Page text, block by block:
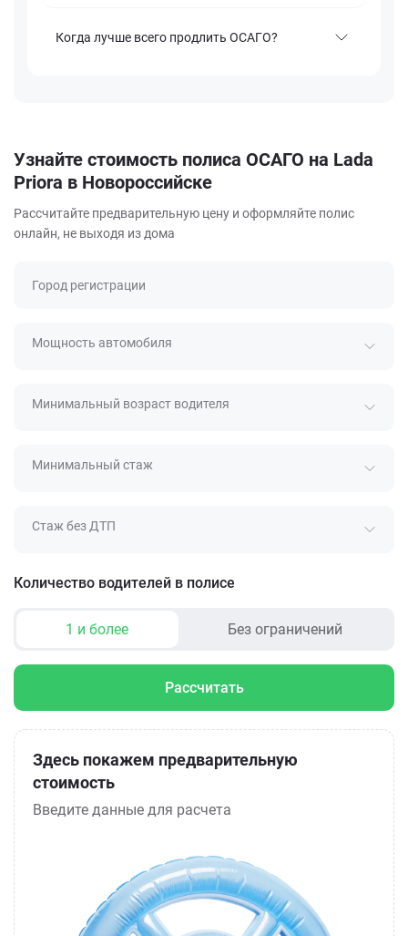
Когда лучше всего продлить ОСАГО?
Узнайте стоимость полиса ОСАГО на Lada
Priora в Новороссийске
Рассчитайте предварительную цену и оформляйте полис
онлайн, не выходя из дома
Город регистрации
Мощность автомобиля
Минимальный возраст водителя
Минимальный стаж
Стаж без ДТП
Количество водителей в полисе
1 и более Без ограничений
Рассчитать
Здесь покажем предварительную
стоимость
Введите данные для расчета